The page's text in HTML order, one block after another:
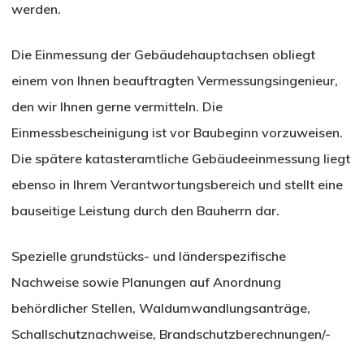
werden.
Die Einmessung der Gebäudehauptachsen obliegt
einem von Ihnen beauftragten Vermessungsingenieur,
den wir Ihnen gerne vermitteln. Die
Einmessbescheinigung ist vor Baubeginn vorzuweisen.
Die spätere katasteramtliche Gebäudeeinmessung liegt
ebenso in Ihrem Verantwortungsbereich und stellt eine
bauseitige Leistung durch den Bauherrn dar.
Spezielle grundstücks- und länderspezifische
Nachweise sowie Planungen auf Anordnung
behördlicher Stellen, Waldumwandlungsanträge,
Schallschutznachweise, Brandschutzberechnungen/-